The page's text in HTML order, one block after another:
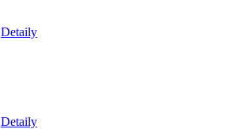
Detaily
Detaily